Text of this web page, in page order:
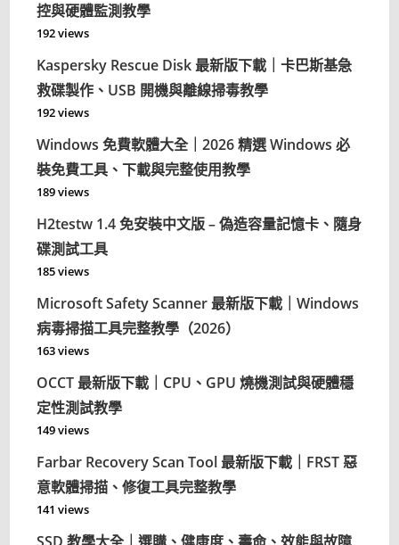
控與硬體監測教學
192 views
Kaspersky Rescue Disk 最新版下載｜卡巴斯基急
救碟製作、USB 開機與離線掃毒教學
192 views
Windows 免費軟體大全｜2026 精選 Windows 必
裝免費工具、下載與完整使用教學
189 views
H2testw 1.4 免安裝中文版 – 偽造容量記憶卡、隨身
碟測試工具
185 views
Microsoft Safety Scanner 最新版下載｜Windows
病毒掃描工具完整教學（2026）
163 views
OCCT 最新版下載｜CPU、GPU 燒機測試與硬體穩
定性測試教學
149 views
Farbar Recovery Scan Tool 最新版下載｜FRST 惡
意軟體掃描、修復工具完整教學
141 views